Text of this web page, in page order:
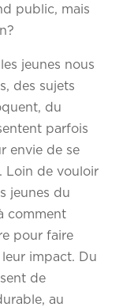
public, mais
jeunes nous
des sujets
du
parfois
envie de se
Loin de vouloir
jeunes du
comment
pour faire
impact. Du
de
au